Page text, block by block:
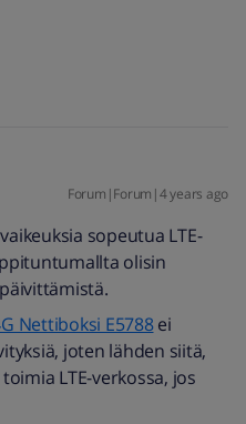
Forum|Forum|4 years ago
sopeutua LTE-
olisin
Nettiboksi E5788ei
joten lähden siitä,
LTE-verkossa, jos